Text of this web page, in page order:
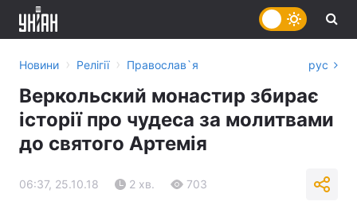
Новини › Релігії › Православ`я рус
Веркольский монастир збирає
історії про чудеса за молитвами
до святого Артемія
06:37, 25.10.18 2 хв. 703